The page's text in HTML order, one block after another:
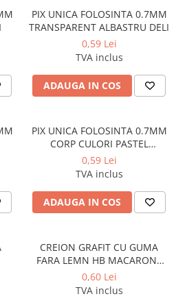
PIX UNICA FOLOSINTA 0.7MM
TRANSPARENT ALBASTRU DELI
0,59 Lei
TVA inclus
ADAUGA IN COS
PIX UNICA FOLOSINTA 0.7MM
CORP CULORI PASTEL
ALBASTRU DELI
0,59 Lei
TVA inclus
ADAUGA IN COS
CREION GRAFIT CU GUMA
FARA LEMN HB MACARONS
DELI
0,60 Lei
TVA inclus